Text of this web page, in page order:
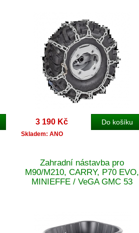
3 190 Kč
Skladem: ANO
Zahradní nástavba pro
M90/M210, CARRY, P70 EVO,
MINIEFFE / VeGA GMC 53